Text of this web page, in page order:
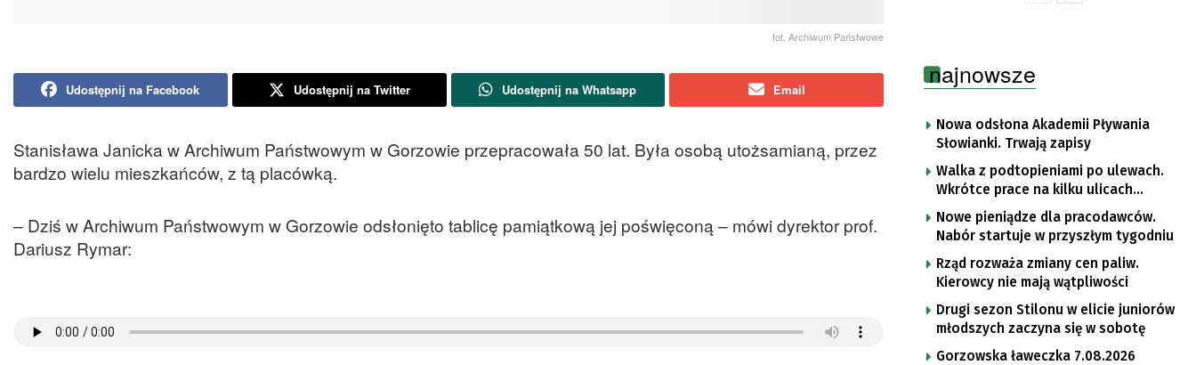
fot. Archiwum Państwowe
Udostępnij na Facebook Udostępnij na Twitter Udostępnij na Whatsapp Email
Stanisława Janicka w Archiwum Państwowym w Gorzowie przepracowała 50 lat. Była osobą utożsamianą, przez
bardzo wielu mieszkańców, z tą placówką.
– Dziś w Archiwum Państwowym w Gorzowie odsłonięto tablicę pamiątkową jej poświęconą – mówi dyrektor prof.
Dariusz Rymar:
najnowsze
Nowa odsłona Akademii Pływania
Słowianki. Trwają zapisy
Walka z podtopieniami po ulewach.
Wkrótce prace na kilku ulicach
Gorzowa
Nowe pieniądze dla pracodawców.
Nabór startuje w przyszłym tygodniu
Rząd rozważa zmiany cen paliw.
Kierowcy nie mają wątpliwości
Drugi sezon Stilonu w elicie juniorów
młodszych zaczyna się w sobotę
Gorzowska ławeczka 7.08.2026